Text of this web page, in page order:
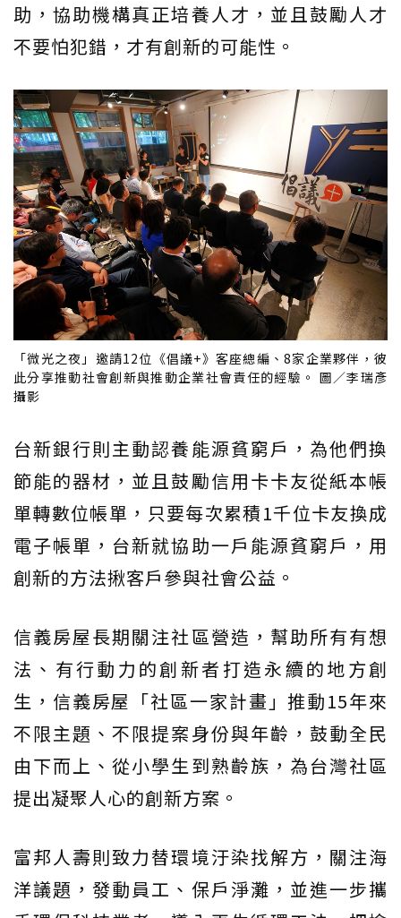
助，協助機構真正培養人才，並且鼓勵人才
不要怕犯錯，才有創新的可能性。
「微光之夜」邀請12位《倡議+》客座總編、8家企業夥伴，彼
此分享推動社會創新與推動企業社會責任的經驗。 圖／李瑞彥
攝影
台新銀行則主動認養能源貧窮戶，為他們換
節能的器材，並且鼓勵信用卡卡友從紙本帳
單轉數位帳單，只要每次累積1千位卡友換成
電子帳單，台新就協助一戶能源貧窮戶，用
創新的方法揪客戶參與社會公益。
信義房屋長期關注社區營造，幫助所有有想
法、有行動力的創新者打造永續的地方創
生，信義房屋「社區一家計畫」推動15年來
不限主題、不限提案身份與年齡，鼓動全民
由下而上、從小學生到熟齡族，為台灣社區
提出凝聚人心的創新方案。
富邦人壽則致力替環境汙染找解方，關注海
洋議題，發動員工、保戶淨灘，並進一步攜